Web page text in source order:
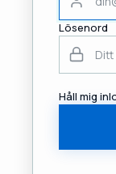
Lösenord
Håll mig